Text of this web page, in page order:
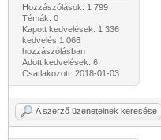
Hozzászólások: 1 799
Témák: 0
Kapott kedvelések: 1 336
kedvelés 1 066
hozzászólásban
Adott kedvelések: 6
Csatlakozott: 2018-01-03
A szerző üzeneteinek keresése